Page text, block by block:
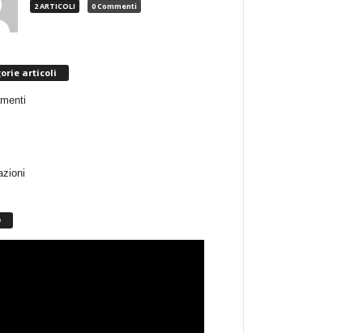
2 ARTICOLI 0 Commenti
articoli